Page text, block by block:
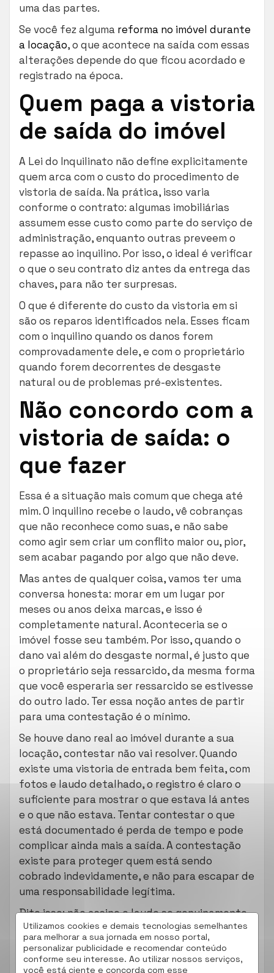
Utilizamos cookies e demais tecnologias semelhantes
para melhorar a sua jornada em nosso portal,
personalizar publicidade e recomendar conteúdo
conforme seu interesse. Ao utilizar nossos serviços,
você está ciente e concorda com esse
uma das partes.
Se você fez alguma reforma no imóvel durante
a locação, o que acontece na saída com essas
alterações depende do que ficou acordado e
registrado na época.
Quem paga a vistoria
de saída do imóvel
A Lei do Inquilinato não define explicitamente
quem arca com o custo do procedimento de
vistoria de saída. Na prática, isso varia
conforme o contrato: algumas imobiliárias
assumem esse custo como parte do serviço de
administração, enquanto outras preveem o
repasse ao inquilino. Por isso, o ideal é verificar
o que o seu contrato diz antes da entrega das
chaves, para não ter surpresas.
O que é diferente do custo da vistoria em si
são os reparos identificados nela. Esses ficam
com o inquilino quando os danos forem
comprovadamente dele, e com o proprietário
quando forem decorrentes de desgaste
natural ou de problemas pré-existentes.
Não concordo com a
vistoria de saída: o
que fazer
Essa é a situação mais comum que chega até
mim. O inquilino recebe o laudo, vê cobranças
que não reconhece como suas, e não sabe
como agir sem criar um conflito maior ou, pior,
sem acabar pagando por algo que não deve.
Mas antes de qualquer coisa, vamos ter uma
conversa honesta: morar em um lugar por
meses ou anos deixa marcas, e isso é
completamente natural. Aconteceria se o
imóvel fosse seu também. Por isso, quando o
dano vai além do desgaste normal, é justo que
o proprietário seja ressarcido, da mesma forma
que você esperaria ser ressarcido se estivesse
do outro lado. Ter essa noção antes de partir
para uma contestação é o mínimo.
Se houve dano real ao imóvel durante a sua
locação, contestar não vai resolver. Quando
existe uma vistoria de entrada bem feita, com
fotos e laudo detalhado, o registro é claro o
suficiente para mostrar o que estava lá antes
e o que não estava. Tentar contestar o que
está documentado é perda de tempo e pode
complicar ainda mais a saída. A contestação
existe para proteger quem está sendo
cobrado indevidamente, e não para escapar de
uma responsabilidade legítima.
Dito isso: não assine o laudo se genuinamente
não concorda com o que está sendo apontado.
Assinar é aceitar.
Como contestar uma